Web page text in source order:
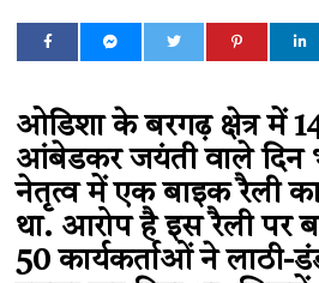
ओडिशा के बरगढ़ क्षेत्र में
आंबेडकर जयंती वाले दिन
नेतृत्व में एक बाइक रैली
था. आरोप है इस रैली पर
50 कार्यकर्ताओं ने